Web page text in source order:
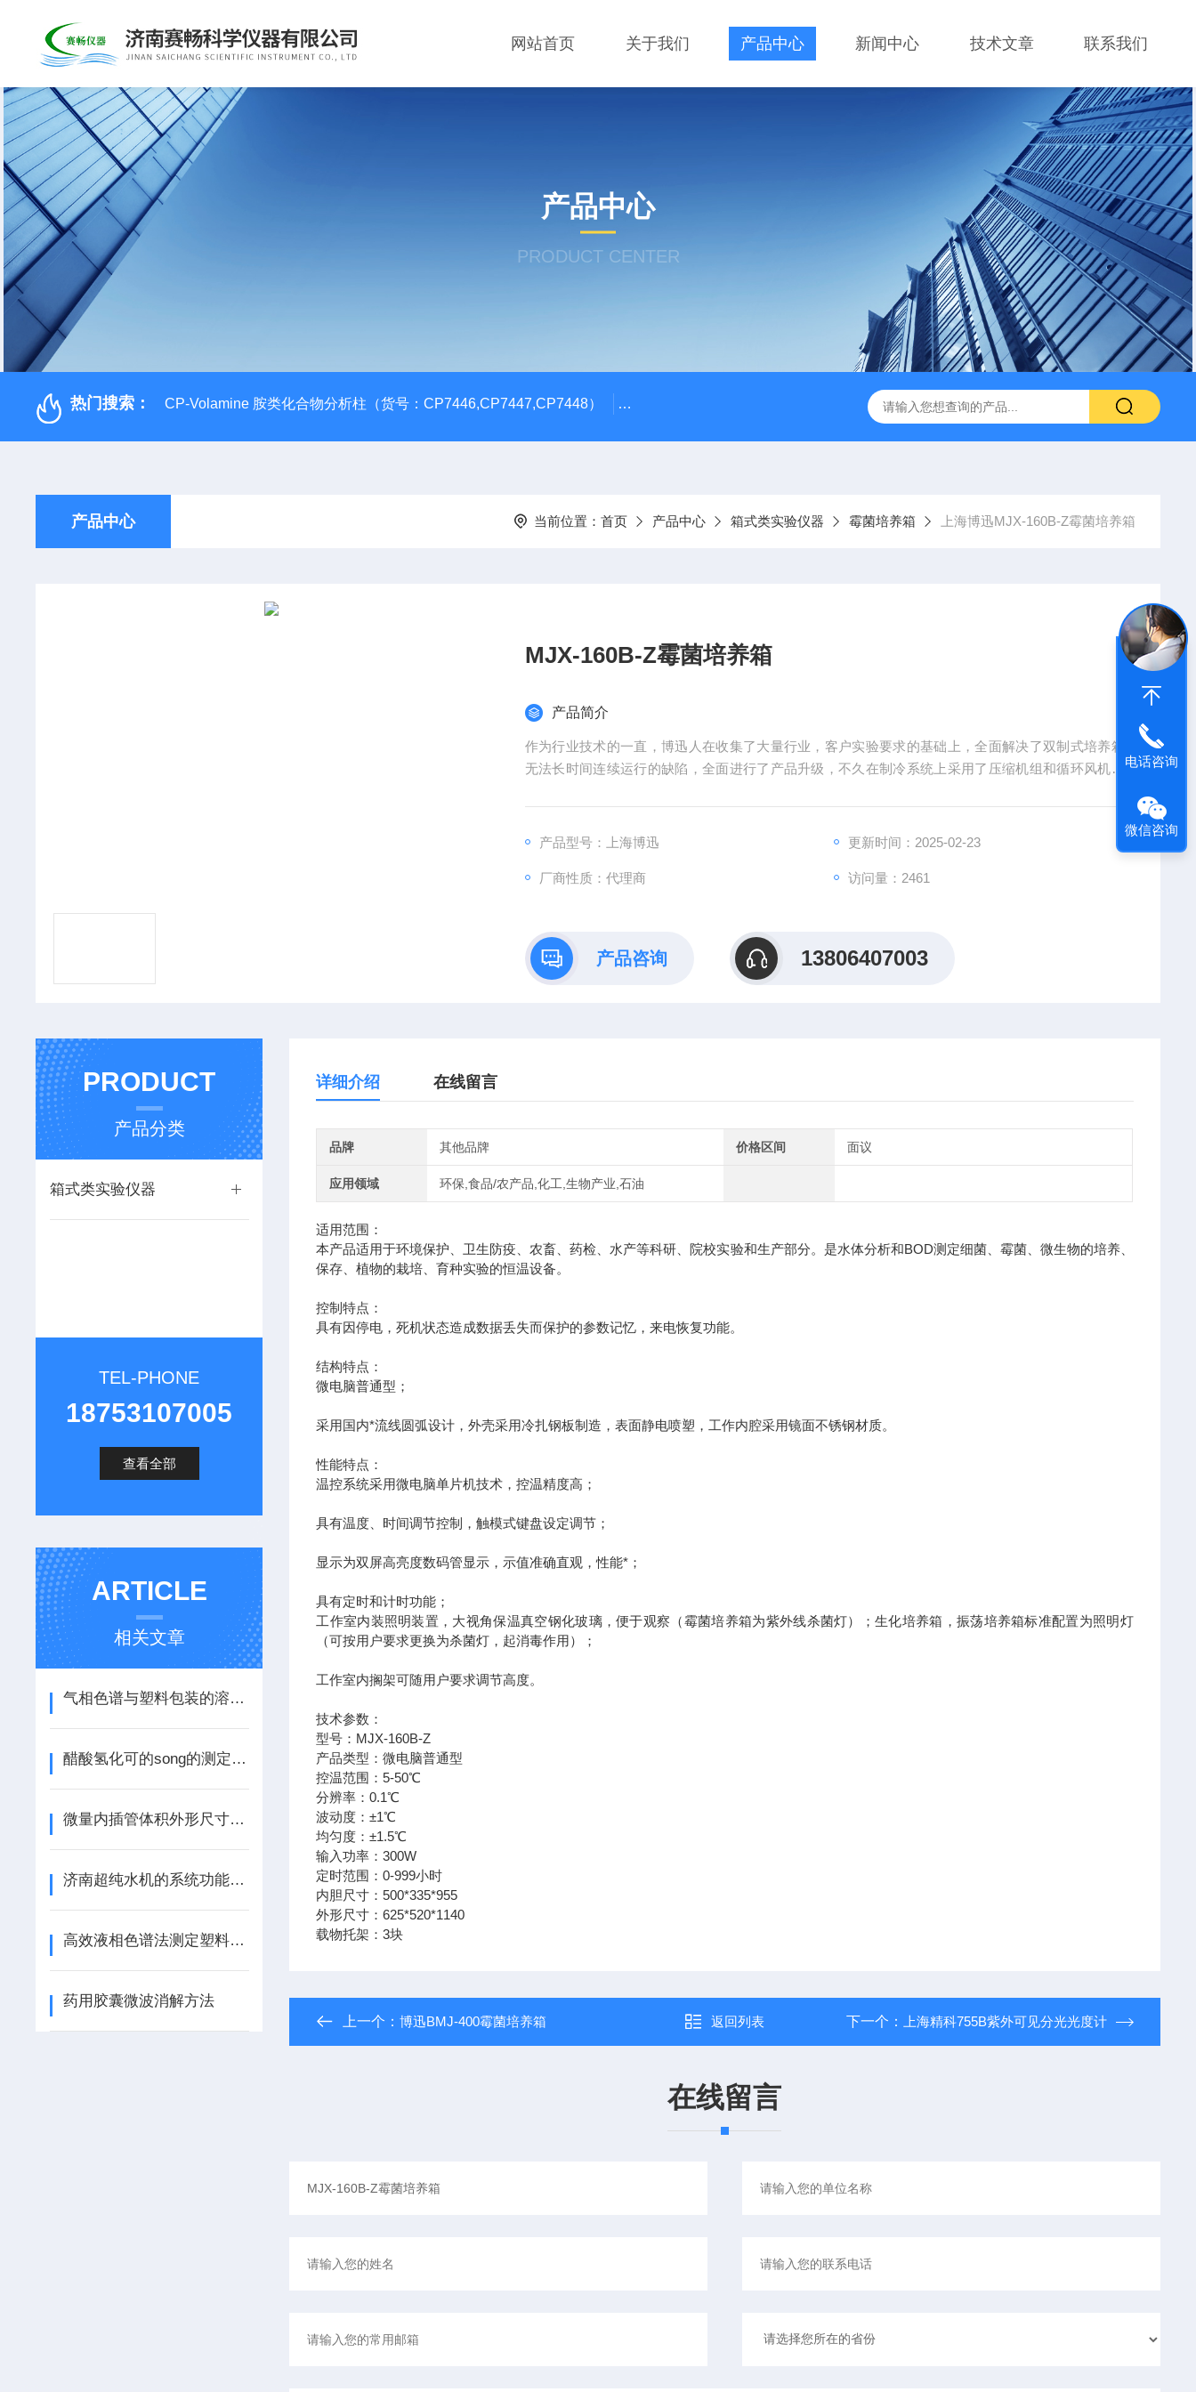
网站首页 关于我们 产品中心 新闻中心 技术文章 联系我们
产品中心
PRODUCT CENTER
热门搜索： CP-Volamine 胺类化合物分析柱（货号：CP7446,CP7447,CP7448） 岛津GL Inertsil ODS-3 4.6*250mm/5um 5020-01732 大连依利特Hypersil ODS2
产品中心 当前位置： 首页 产品中心 箱式类实验仪器 霉菌培养箱 上海博迅MJX-160B-Z霉菌培养箱
MJX-160B-Z霉菌培养箱
产品简介
作为行业技术的一直，博迅人在收集了大量行业，客户实验要求的基础上，全面解决了双制式培养箱
无法长时间连续运行的缺陷，全面进行了产品升级，不久在制冷系统上采用了压缩机组和循环风机，
产品型号：上海博迅
更新时间：2025-02-23
厂商性质：代理商 访问量：2461
产品咨询 13806407003
PRODUCT
产品分类
箱式类实验仪器
TEL-PHONE
18753107005
查看全部
ARTICLE
相关文章
气相色谱与塑料包装的溶剂残留量检测
醋酸氢化可的song的测定—液相色谱法
微量内插管体积外形尺寸和三个技术方法
济南超纯水机的系统功能特点与优势包括哪些
高效液相色谱法测定塑料制品中四溴双酚A 的含量
药用胶囊微波消解方法
详细介绍 在线留言
品牌 其他品牌 价格区间 面议
应用领域 环保,食品/农产品,化工,生物产业,石油
适用范围：
本产品适用于环境保护、卫生防疫、农畜、药检、水产等科研、院校实验和生产部分。是水体分析和BOD测定细菌、霉菌、微生物的培养、
保存、植物的栽培、育种实验的恒温设备。
控制特点：
具有因停电，死机状态造成数据丢失而保护的参数记忆，来电恢复功能。
结构特点：
微电脑普通型；
采用国内*流线圆弧设计，外壳采用冷扎钢板制造，表面静电喷塑，工作内腔采用镜面不锈钢材质。
性能特点：
温控系统采用微电脑单片机技术，控温精度高；
具有温度、时间调节控制，触模式键盘设定调节；
显示为双屏高亮度数码管显示，示值准确直观，性能*；
具有定时和计时功能；
工作室内装照明装置，大视角保温真空钢化玻璃，便于观察（霉菌培养箱为紫外线杀菌灯）；生化培养箱，振荡培养箱标准配置为照明灯
（可按用户要求更换为杀菌灯，起消毒作用）；
工作室内搁架可随用户要求调节高度。
技术参数：
型号：MJX-160B-Z
产品类型：微电脑普通型
控温范围：5-50℃
分辨率：0.1℃
波动度：±1℃
均匀度：±1.5℃
输入功率：300W
定时范围：0-999小时
内胆尺寸：500*335*955
外形尺寸：625*520*1140
载物托架：3块
上一个：博迅BMJ-400霉菌培养箱 返回列表 下一个： 上海精科755B紫外可见分光光度计
在线留言
电话咨询
微信咨询